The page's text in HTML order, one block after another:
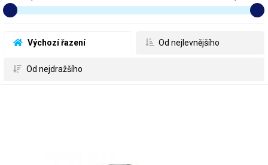
Výchozí řazení Od nejlevnějšího
Od nejdražšího